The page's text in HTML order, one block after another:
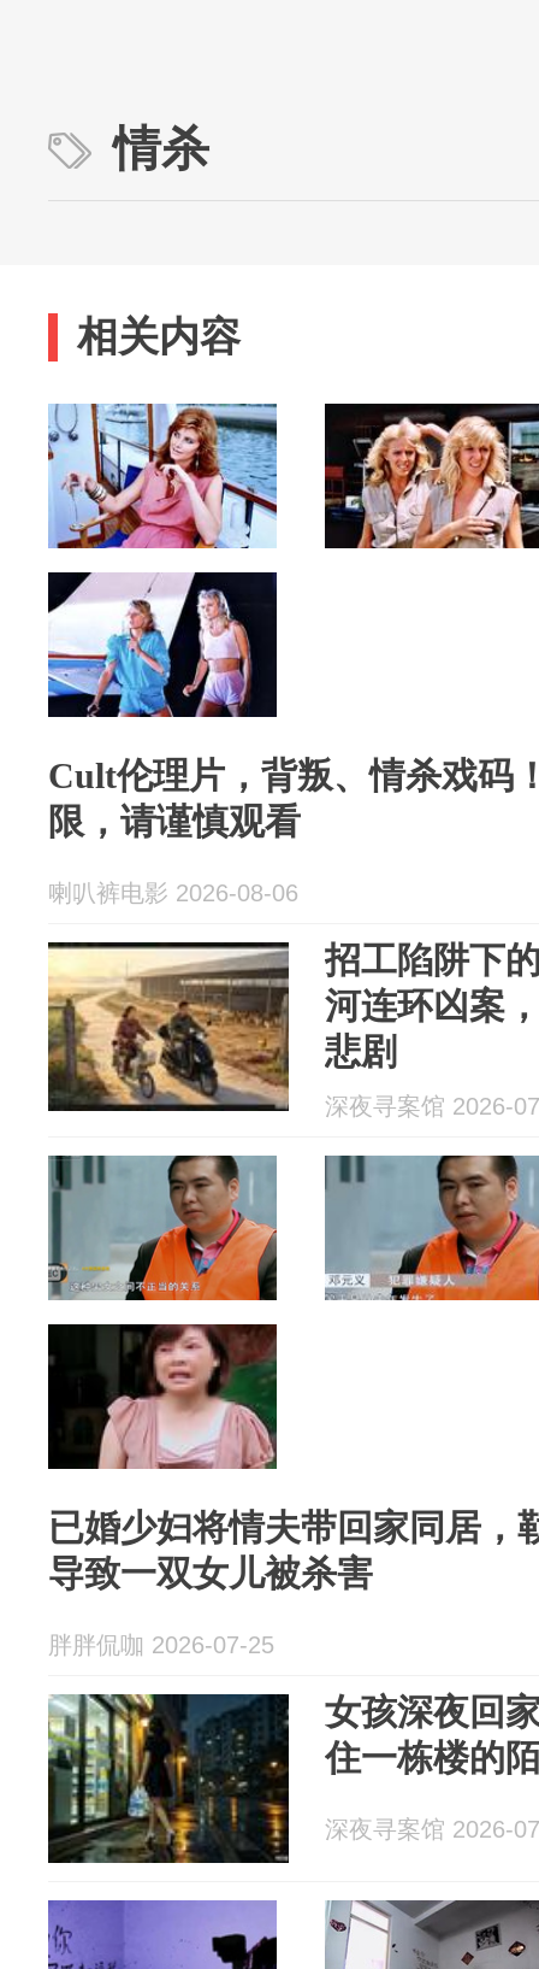
情杀
相关内容
Cult伦理片，背叛、情杀戏码
限，请谨慎观看
喇叭裤电影 2026-08-06
招工陷阱下
河连环凶案
悲剧
深夜寻案馆 2026-
已婚少妇将情夫带回家同居，
导致一双女儿被杀害
胖胖侃咖 2026-07-25
女孩深夜回
住一栋楼的
深夜寻案馆 2026-